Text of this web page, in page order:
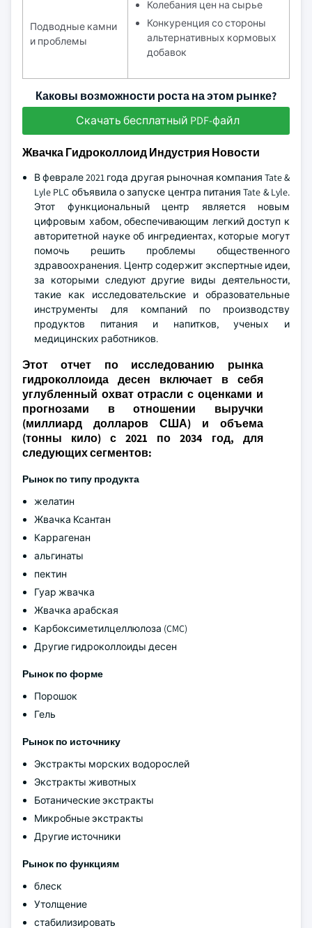
Подводные камни
и проблемы
Колебания цен на сырье
Конкуренция со стороны
альтернативных кормовых
добавок
Каковы возможности роста на этом рынке?
Скачать бесплатный PDF-файл
Жвачка Гидроколлоид Индустрия Новости
В феврале 2021 года другая рыночная компания Tate &
Lyle PLC объявила о запуске центра питания Tate & Lyle.
Этот функциональный центр является новым
цифровым хабом, обеспечивающим легкий доступ к
авторитетной науке об ингредиентах, которые могут
помочь решить проблемы общественного
здравоохранения. Центр содержит экспертные идеи,
за которыми следуют другие виды деятельности,
такие как исследовательские и образовательные
инструменты для компаний по производству
продуктов питания и напитков, ученых и
медицинских работников.
Этот отчет по исследованию рынка
гидроколлоида десен включает в себя
углубленный охват отрасли с оценками и
прогнозами в отношении выручки
(миллиард долларов США) и объема
(тонны кило) с 2021 по 2034 год, для
следующих сегментов:
Рынок по типу продукта
желатин
Жвачка Ксантан
Каррагенан
альгинаты
пектин
Гуар жвачка
Жвачка арабская
Карбоксиметилцеллюлоза (CMC)
Другие гидроколлоиды десен
Рынок по форме
Порошок
Гель
Рынок по источнику
Экстракты морских водорослей
Экстракты животных
Ботанические экстракты
Микробные экстракты
Другие источники
Рынок по функциям
блеск
Утолщение
стабилизировать